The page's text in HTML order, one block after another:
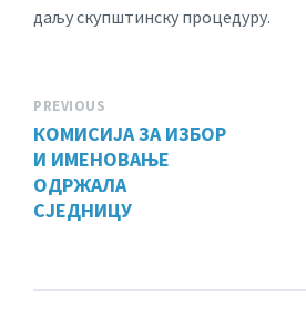
даљу скупштинску процедуру.
PREVIOUS
КОМИСИЈА ЗА ИЗБОР
И ИМЕНОВАЊЕ
ОДРЖАЛА
СЈЕДНИЦУ